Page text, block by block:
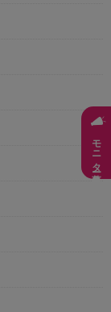
モニター募集